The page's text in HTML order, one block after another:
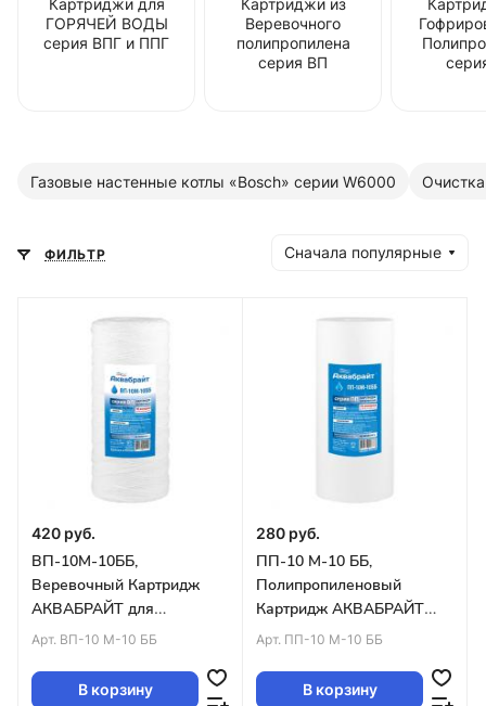
Картриджи для
ГОРЯЧЕЙ ВОДЫ
серия ВПГ и ППГ
Картриджи из
Веревочного
полипропилена
серия ВП
Газовые настенные котлы «Bosch» серии W6000
ФИЛЬТР Сначала популярные
420 руб.
ВП-10М-10ББ,
Веревочный Картридж
АКВАБРАЙТ для
механической очистки
10мкм.Big Blue10 (упак. 20
Арт. ВП-10 М-10 ББ
В корзину
280 руб.
ПП-10 М-10 ББ,
Полипропиленовый
Картридж АКВАБРАЙТ
для мех.очистки воды 10
Арт. ПП-10 М-10 ББ
В корзину